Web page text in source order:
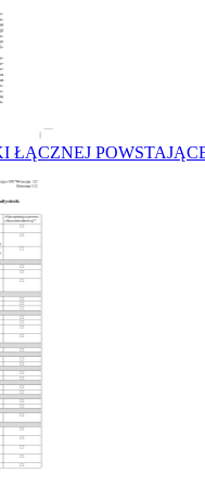
ŁĄCZNEJ